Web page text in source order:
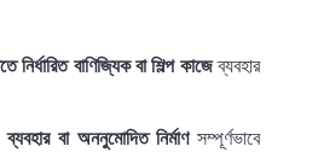
নির্ধারিত বাণিজ্যিক বা শিল্প কাজেব্যবহার
বা অননুমোদিত নির্মাণসম্পূর্ণভাবে